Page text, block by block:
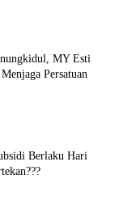
MY Esti
Persatuan
Berlaku Hari